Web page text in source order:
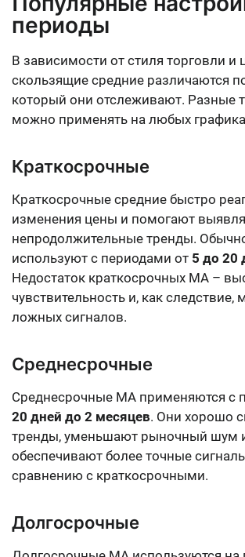
периоды
В зависимости от стиля торговли и
скользящие средние различаются
который они отслеживают. Разные
можно применять на любых
Краткосрочные
Краткосрочные средние быстро
изменения цены и помогают
непродолжительные тренды.
используют с периодами от 5 до 20
Недостаток краткосрочных MA –
чувствительность и, как следствие,
ложных сигналов.
Среднесрочные
Среднесрочные MA применяются с
20 дней до 2 месяцев. Они хорошо
тренды, уменьшают рыночный шум
обеспечивают более точные
сравнению с краткосрочными.
Долгосрочные